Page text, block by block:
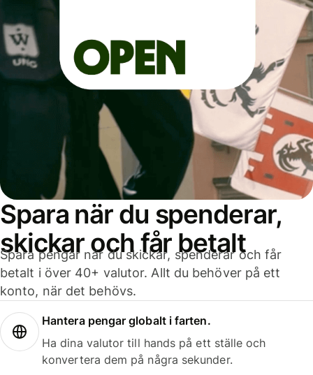
Spara när du spenderar,
skickar och får betalt
Spara pengar när du skickar, spenderar och får
betalt i över 40+ valutor. Allt du behöver på ett
konto, när det behövs.
Hantera pengar globalt i farten.
Ha dina valutor till hands på ett ställe och
konvertera dem på några sekunder.